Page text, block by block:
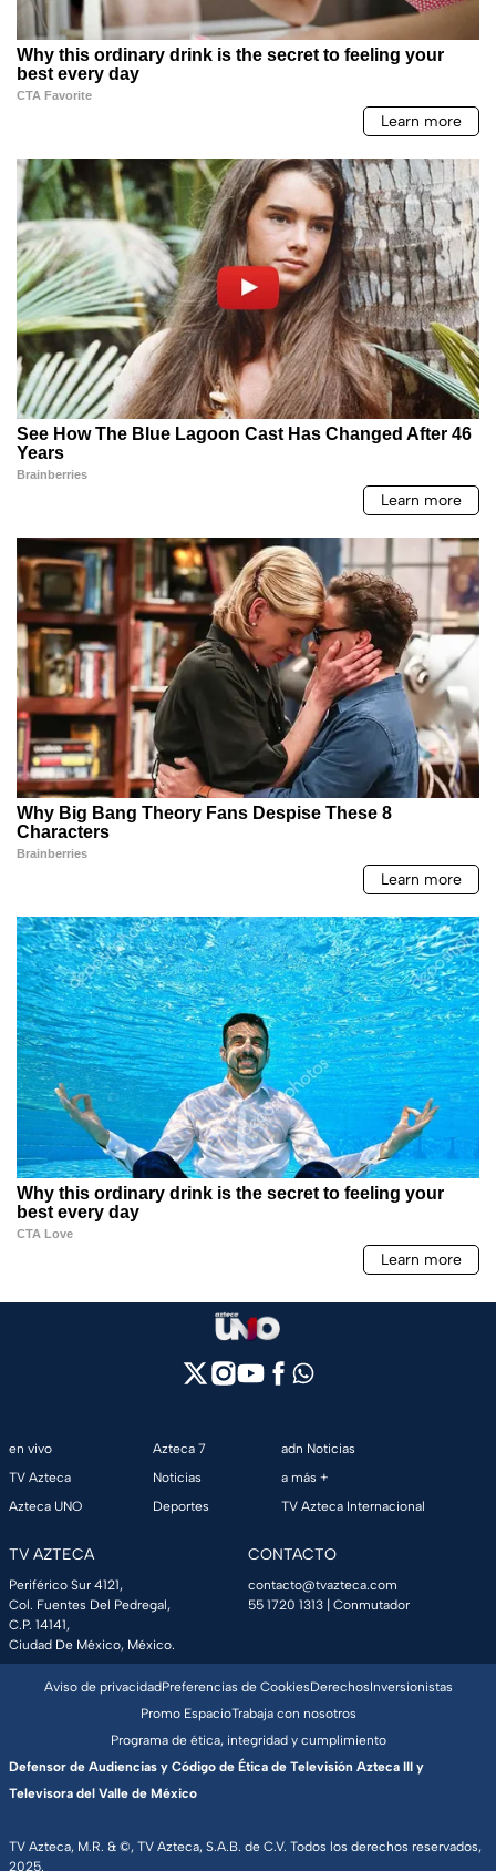
en vivo
TV Azteca
Azteca UNO
Azteca 7
Noticias
Deportes
adn Noticias
a más +
TV Azteca Internacional
TV AZTECA
Periférico Sur 4121,
Col. Fuentes Del Pedregal,
C.P. 14141,
Ciudad De México, México.
CONTACTO
contacto@tvazteca.com
55 1720 1313 | Conmutador
TV Azteca, M.R. & ©, TV Azteca, S.A.B. de C.V. Todos los derechos reservados,
2025.
Aviso de privacidadPreferencias de CookiesDerechosInversionistas
Promo EspacioTrabaja con nosotros
Programa de ética, integridad y cumplimiento
Defensor de Audiencias y Código de Ética de Televisión Azteca III y
Televisora del Valle de México